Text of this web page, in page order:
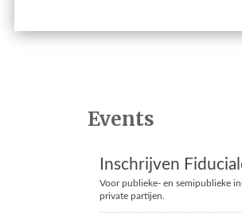
Events